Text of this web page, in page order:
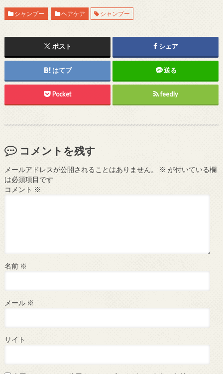
シャンプー ヘアケア シャンプー
ポスト シェア
はてブ 送る
Pocket feedly
コメントを残す
メールアドレスが公開されることはありません。 ※ が付いている欄
は必須項目です
コメント ※
名前 ※
メール ※
サイト